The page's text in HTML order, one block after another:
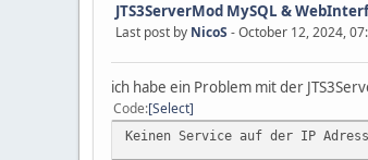
JTS3ServerMod MySQL &
Last post by NicoS - October 12, 2024,
ich habe ein Problem mit der
Code Select
Keinen Service auf der IP